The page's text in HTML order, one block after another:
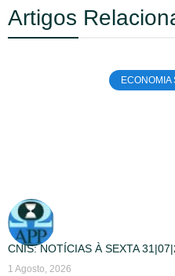
Artigos
ECONOMIA
CNIS: NOTÍCIAS À SEXTA
1 Agosto, 2026